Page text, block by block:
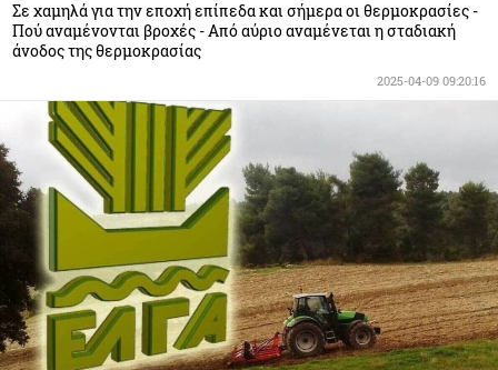
Σε χαμηλά για την εποχή επίπεδα και σήμερα οι θερμοκρασίες -
Πού αναμένονται βροχές - Από αύριο αναμένεται η σταδιακή
άνοδος της θερμοκρασίας
2025-04-09 09:20:16